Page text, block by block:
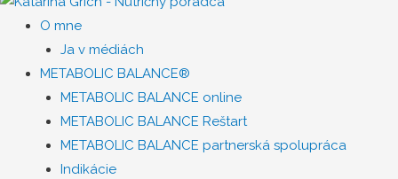
O mne
Ja v médiách
METABOLIC BALANCE®
METABOLIC BALANCE online
METABOLIC BALANCE Reštart
METABOLIC BALANCE partnerská spolupráca
Indikácie